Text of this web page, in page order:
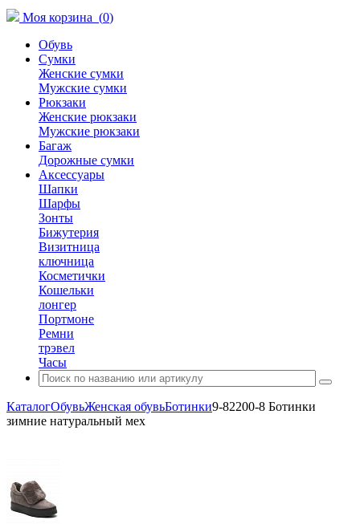
Моя корзина (0)
Обувь
Сумки
Женские сумки
Мужские сумки
Рюкзаки
Женские рюкзаки
Мужские рюкзаки
Багаж
Дорожные сумки
Аксессуары
Шапки
Шарфы
Зонты
Бижутерия
Визитница
ключница
Косметички
Кошельки
лонгер
Портмоне
Ремни
трэвел
Часы
КаталогОбувьЖенская обувьБотинки9-82200-8 Ботинки
зимние натуральный мех